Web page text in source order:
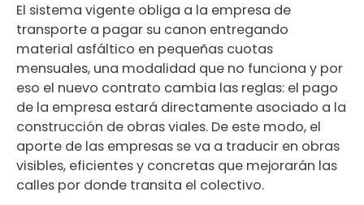
El sistema vigente obliga a la empresa de
transporte a pagar su canon entregando
material asfáltico en pequeñas cuotas
mensuales, una modalidad que no funciona y por
eso el nuevo contrato cambia las reglas: el pago
de la empresa estará directamente asociado a la
construcción de obras viales. De este modo, el
aporte de las empresas se va a traducir en obras
visibles, eficientes y concretas que mejorarán las
calles por donde transita el colectivo.